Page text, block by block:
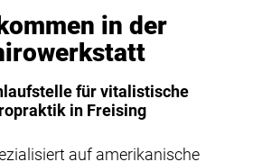
in der
für vitalistische
in Freising
auf amerikanische